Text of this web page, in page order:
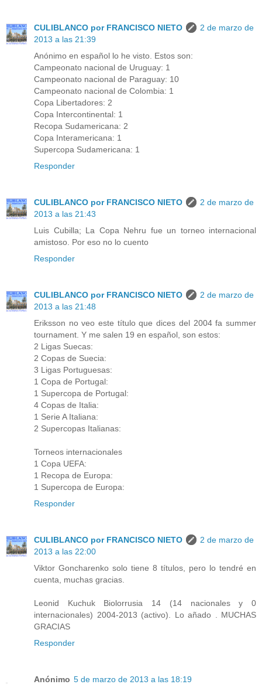
CULIBLANCO por FRANCISCO NIETO
2 de marzo de
2013 a las 21:39
Anónimo en español lo he visto. Estos son:
Campeonato nacional de Uruguay: 1
Campeonato nacional de Paraguay: 10
Campeonato nacional de Colombia: 1
Copa Libertadores: 2
Copa Intercontinental: 1
Recopa Sudamericana: 2
Copa Interamericana: 1
Supercopa Sudamericana: 1
Responder
CULIBLANCO por FRANCISCO NIETO
2 de marzo de
2013 a las 21:43
Luis Cubilla; La Copa Nehru fue un torneo internacional
amistoso. Por eso no lo cuento
Responder
CULIBLANCO por FRANCISCO NIETO
2 de marzo de
2013 a las 21:48
Eriksson no veo este título que dices del 2004 fa summer
tournament. Y me salen 19 en español, son estos:
2 Ligas Suecas:
2 Copas de Suecia:
3 Ligas Portuguesas:
1 Copa de Portugal:
1 Supercopa de Portugal:
4 Copas de Italia:
1 Serie A Italiana:
2 Supercopas Italianas:
Torneos internacionales
1 Copa UEFA:
1 Recopa de Europa:
1 Supercopa de Europa:
Responder
CULIBLANCO por FRANCISCO NIETO
2 de marzo de
2013 a las 22:00
Viktor Goncharenko solo tiene 8 títulos, pero lo tendré en
cuenta, muchas gracias.
Leonid Kuchuk Biolorrusia 14 (14 nacionales y 0
internacionales) 2004-2013 (activo). Lo añado . MUCHAS
GRACIAS
Responder
Anónimo 5 de marzo de 2013 a las 18:19